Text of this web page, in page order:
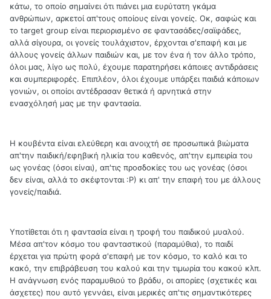
κάτω, το οποίο σημαίνει ότι πιάνει μια ευρύτατη γκάμα
ανθρώπων, αρκετοί απ'τους οποίους είναι γονείς. Οκ, σαφώς και
το target group είναι περιορισμένο σε φαντασάδες/σαϊφάδες,
αλλά σίγουρα, οι γονείς τουλάχιστον, έρχονται σ'επαφή και με
άλλους γονείς άλλων παιδιών και, με τον ένα ή τον άλλο τρόπο,
όλοι μας, λίγο ως πολύ, έχουμε παρατηρήσει κάποιες αντιδράσεις
και συμπεριφορές. Επιπλέον, όλοι έχουμε υπάρξει παιδιά κάποιων
γονιών, οι οποίοι αντέδρασαν θετικά ή αρνητικά στην
ενασχόλησή μας με την φαντασία.
Η κουβέντα είναι ελεύθερη και ανοιχτή σε προσωπικά βιώματα
απ'την παιδική/εφηβική ηλικία του καθενός, απ'την εμπειρία του
ως γονέας (όσοι είναι), απ'τις προσδοκίες του ως γονέας (όσοι
δεν είναι, αλλά το σκέφτονται :Ρ) κι απ' την επαφή του με άλλους
γονείς/παιδιά.
Υποτίθεται ότι η φαντασία είναι η τροφή του παιδικού μυαλού.
Μέσα απ'τον κόσμο του φανταστικού (παραμύθια), το παιδί
έρχεται για πρώτη φορά σ'επαφή με τον κόσμο, το καλό και το
κακό, την επιβράβευση του καλού και την τιμωρία του κακού κλπ.
Η ανάγνωση ενός παραμυθιού το βράδυ, οι απορίες (σχετικές και
άσχετες) που αυτό γεννάει, είναι μερικές απ'τις σημαντικότερες